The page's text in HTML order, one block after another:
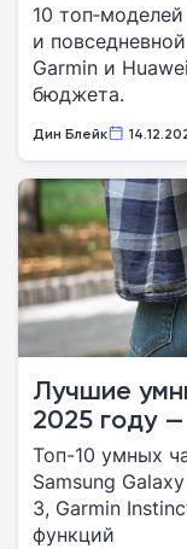
10
и
Garmin и
бюджета.
Дин Блейк
Лучшие
2025 году
Топ-10 умных
Samsung
3, Garmin
функций